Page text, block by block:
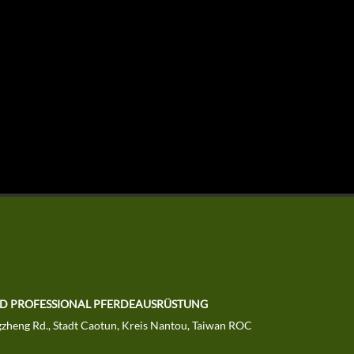
PROFESSIONAL PFERDEAUSRÜSTUNG
Rd., Stadt Caotun, Kreis Nantou, Taiwan ROC